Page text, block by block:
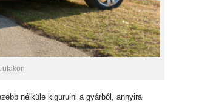
utakon
nélküle kigurulni a gyárból, annyira